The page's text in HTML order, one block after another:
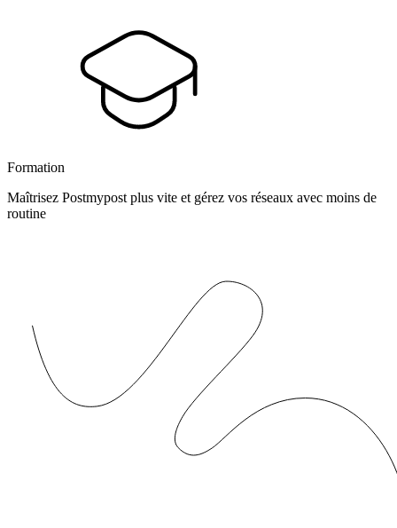
Formation
Maîtrisez Postmypost plus vite et gérez vos réseaux avec moins de
routine